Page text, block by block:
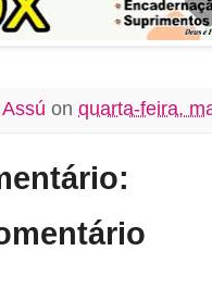
on quarta-feira,